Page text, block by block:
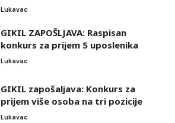
Lukavac
GIKIL ZAPOŠLJAVA: Raspisan
konkurs za prijem 5 uposlenika
Lukavac
GIKIL zapošaljava: Konkurs za
prijem više osoba na tri pozicije
Lukavac